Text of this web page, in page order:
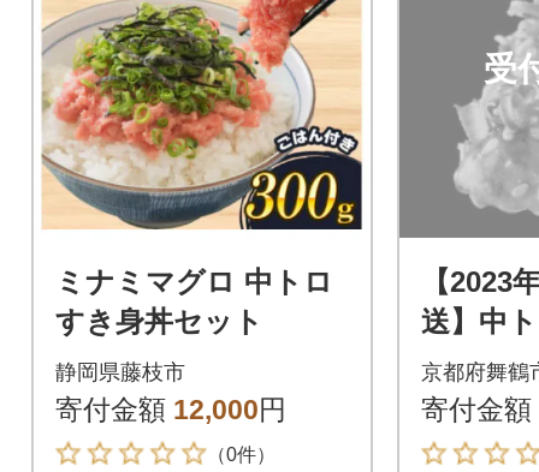
ミナミマグロ 中トロ
すき身丼セット
静岡県藤枝市
寄付金額 12,000円
（0件）
受
【2023
送】中
西京味
京都府舞鶴
寄付金額